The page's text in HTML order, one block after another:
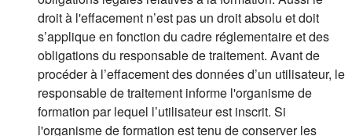
droit à l'effacement n’est pas un droit absolu et doit
s’applique en fonction du cadre réglementaire et des
obligations du responsable de traitement. Avant de
procéder à l’effacement des données d’un utilisateur, le
responsable de traitement informe l'organisme de
formation par lequel l’utilisateur est inscrit. Si
l'organisme de formation est tenu de conserver les